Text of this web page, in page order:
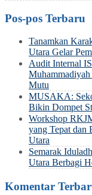
Pos-pos Terbaru
Tanamkan
Utara Gelar
Audit Internal
Mutu
MUSAKA:
Bikin Dompet
Workshop
yang Tepat dan
Utara
Semarak
Utara Berbagi
Komentar